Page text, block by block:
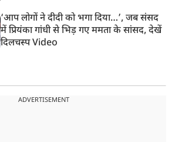
‘आप लोगों ने दीदी को भगा दिया…’, जब संसद
में प्रियंका गांधी से भिड़ गए ममता के सांसद, देखें
दिलचस्प Video
ADVERTISEMENT